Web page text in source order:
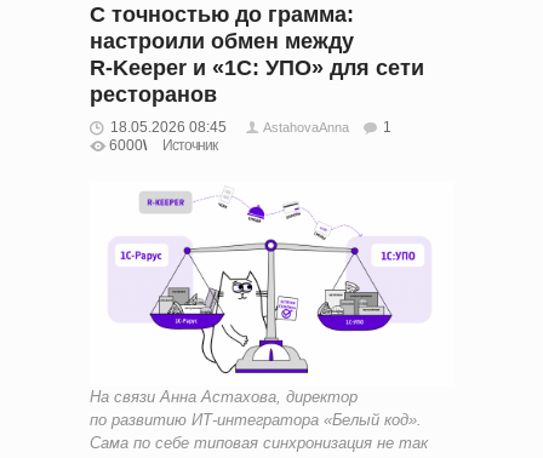
С точностью до грамма:
настроили обмен между
R‑Keeper и «1С: УПО» для сети
ресторанов
18.05.2026 08:45 AstahovaAnna
1
6000
Источник
На связи Анна Астахова, директор
по развитию ИТ‑интегратора «Белый код».
Сама по себе типовая синхронизация не так